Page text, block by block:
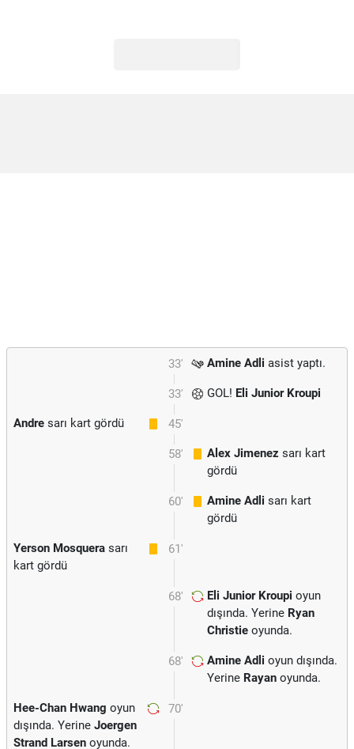
33' Amine Adli asist yaptı.
33' GOL! Eli Junior Kroupi
45'
Andre sarı kart gördü
58' Alex Jimenez sarı kart
gördü
60' Amine Adli sarı kart
gördü
61'
Yerson Mosquera sarı
kart gördü
68' Eli Junior Kroupi oyun
dışında. Yerine Ryan
Christie oyunda.
68' Amine Adli oyun dışında.
Yerine Rayan oyunda.
70'
Hee-Chan Hwang oyun
dışında. Yerine Joergen
Strand Larsen oyunda.